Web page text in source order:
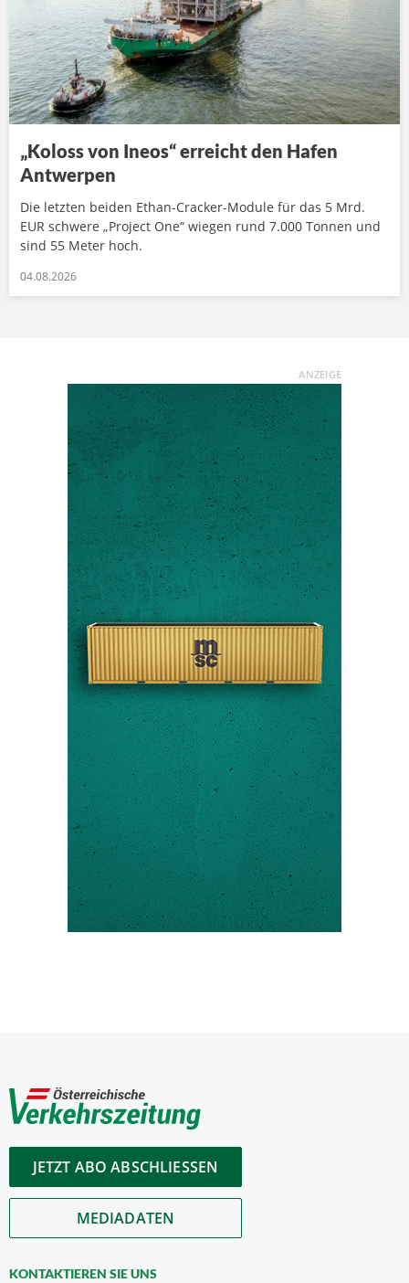
„Koloss von Ineos“ erreicht den Hafen
Antwerpen
Die letzten beiden Ethan-Cracker-Module für das 5 Mrd.
EUR schwere „Project One“ wiegen rund 7.000 Tonnen und
sind 55 Meter hoch.
04.08.2026
ANZEIGE
JETZT ABO ABSCHLIESSEN
MEDIADATEN
KONTAKTIEREN SIE UNS